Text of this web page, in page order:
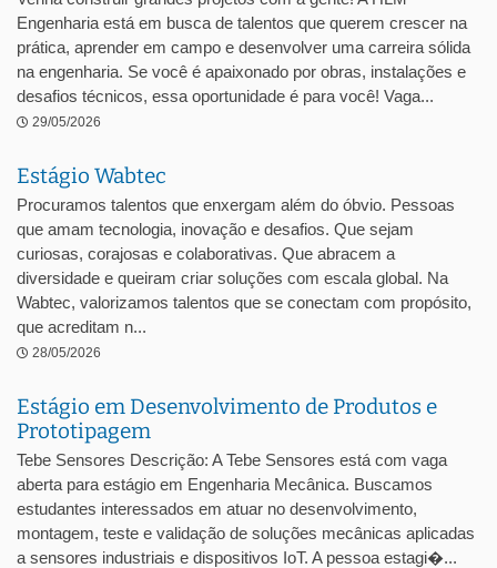
Engenharia está em busca de talentos que querem crescer na
prática, aprender em campo e desenvolver uma carreira sólida
na engenharia. Se você é apaixonado por obras, instalações e
desafios técnicos, essa oportunidade é para você! Vaga...
29/05/2026
Estágio Wabtec
Procuramos talentos que enxergam além do óbvio. Pessoas
que amam tecnologia, inovação e desafios. Que sejam
curiosas, corajosas e colaborativas. Que abracem a
diversidade e queiram criar soluções com escala global. Na
Wabtec, valorizamos talentos que se conectam com propósito,
que acreditam n...
28/05/2026
Estágio em Desenvolvimento de Produtos e
Prototipagem
Tebe Sensores Descrição: A Tebe Sensores está com vaga
aberta para estágio em Engenharia Mecânica. Buscamos
estudantes interessados em atuar no desenvolvimento,
montagem, teste e validação de soluções mecânicas aplicadas
a sensores industriais e dispositivos IoT. A pessoa estagi�...